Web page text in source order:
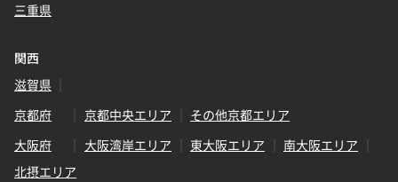
三重県
関西
滋賀県
京都府
京都中央エリア
その他京都エリア
大阪府
大阪湾岸エリア 東大阪エリア
南大阪エリア
北摂エリア